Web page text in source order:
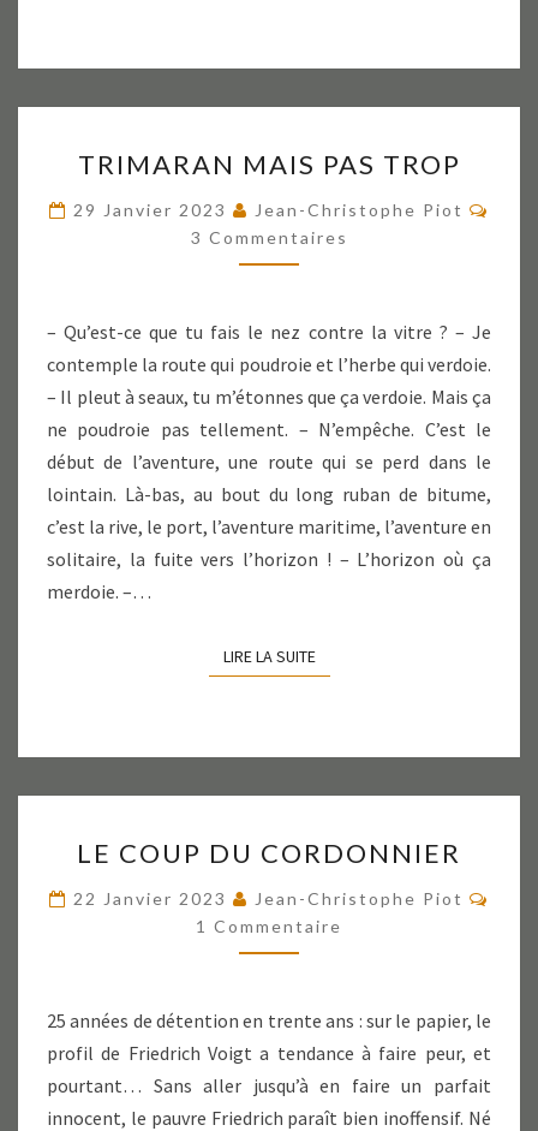
MAIS
TROP
TRIMARAN MAIS PAS TROP
29 Janvier 2023 Jean-Christophe Piot
3 Commentaires
– Qu’est-ce que tu fais le nez contre la vitre ? – Je
contemple la route qui poudroie et l’herbe qui verdoie.
– Il pleut à seaux, tu m’étonnes que ça verdoie. Mais ça
ne poudroie pas tellement. – N’empêche. C’est le
début de l’aventure, une route qui se perd dans le
lointain. Là-bas, au bout du long ruban de bitume,
c’est la rive, le port, l’aventure maritime, l’aventure en
solitaire, la fuite vers l’horizon ! – L’horizon où ça
merdoie. –…
LIRE LA SUITELIRE LA SUITE
COUP
CORDONNIER
LE COUP DU CORDONNIER
22 Janvier 2023 Jean-Christophe Piot
1 Commentaire
25 années de détention en trente ans : sur le papier, le
profil de Friedrich Voigt a tendance à faire peur, et
pourtant… Sans aller jusqu’à en faire un parfait
innocent, le pauvre Friedrich paraît bien inoffensif. Né